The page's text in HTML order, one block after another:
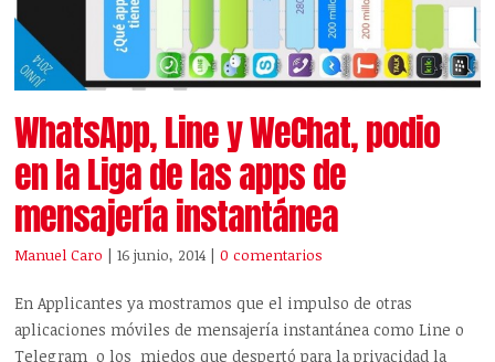
WhatsApp, Line y WeChat, podio
en la Liga de las apps de
mensajería instantánea
Manuel Caro | 16 junio, 2014 |0 comentarios
En Applicantes ya mostramos que el impulso de otras
aplicaciones móviles de mensajería instantánea como Line o
Telegram o los miedos que despertó para la privacidad la